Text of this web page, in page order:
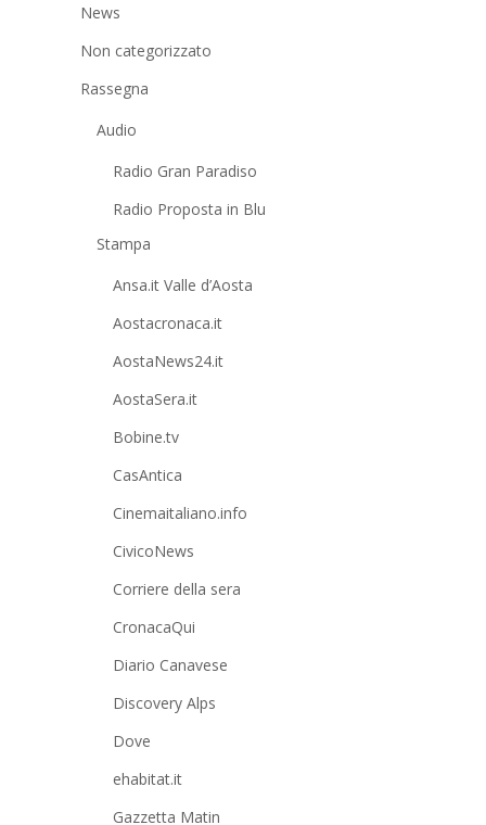
News
Non categorizzato
Rassegna
Audio
Radio Gran Paradiso
Radio Proposta in Blu
Stampa
Ansa.it Valle d’Aosta
Aostacronaca.it
AostaNews24.it
AostaSera.it
Bobine.tv
CasAntica
Cinemaitaliano.info
CivicoNews
Corriere della sera
CronacaQui
Diario Canavese
Discovery Alps
Dove
ehabitat.it
Gazzetta Matin